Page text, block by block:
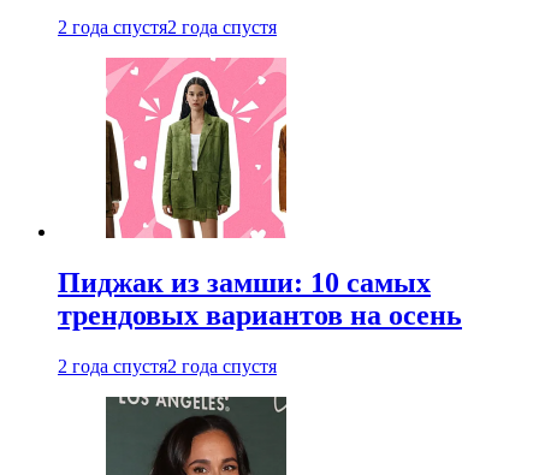
2 года спустя2 года спустя
Пиджак из замши: 10 самых
трендовых вариантов на осень
2 года спустя2 года спустя